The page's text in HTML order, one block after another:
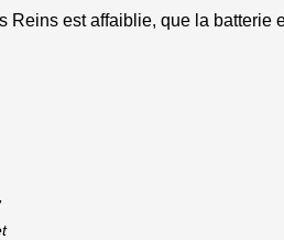
Reins est affaiblie, que la batterie